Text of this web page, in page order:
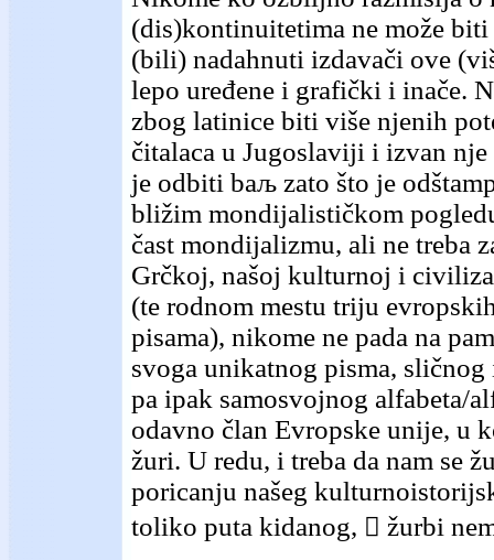
(dis)kontinuitetima ne može biti
(bili) nadahnuti izdavači ove
lepo uređene i grafički i inače.
zbog latinice biti više njenih
čitalaca u Jugoslaviji i izvan
je odbiti baљ zato što je
bližim mondijalističkom
čast mondijalizmu, ali ne treba
Grčkoj, našoj kulturnoj i
(te rodnom mestu triju
pisama), nikome ne pada na
svoga unikatnog pisma,
pa ipak samosvojnog alfabeta/
odavno član Evropske unije, u
žuri. U redu, i treba da nam se
poricanju našeg
toliko puta kidanog,  žurbi